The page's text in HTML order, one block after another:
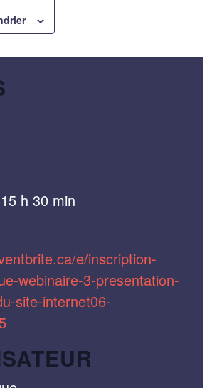
h 30 min
e/inscription-
webinaire-3-presentation-
site-internet06-